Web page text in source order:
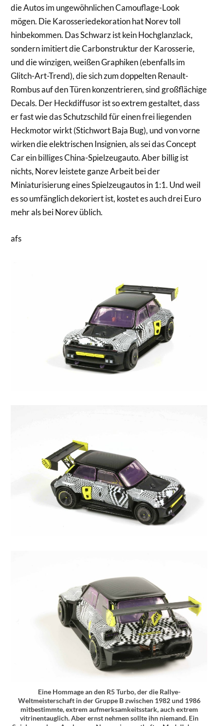
die Autos im ungewöhnlichen Camouflage-Look
mögen. Die Karosseriedekoration hat Norev toll
hinbekommen. Das Schwarz ist kein Hochglanzlack,
sondern imitiert die Carbonstruktur der Karosserie,
und die winzigen, weißen Graphiken (ebenfalls im
Glitch-Art-Trend), die sich zum doppelten Renault-
Rombus auf den Türen konzentrieren, sind großflächige
Decals. Der Heckdiffusor ist so extrem gestaltet, dass
er fast wie das Schutzschild für einen frei liegenden
Heckmotor wirkt (Stichwort Baja Bug), und von vorne
wirken die elektrischen Insignien, als sei das Concept
Car ein billiges China-Spielzeugauto. Aber billig ist
nichts, Norev leistete ganze Arbeit bei der
Miniaturisierung eines Spielzeugautos in 1:1. Und weil
es so umfänglich dekoriert ist, kostet es auch drei Euro
mehr als bei Norev üblich.
afs
Eine Hommage an den R5 Turbo, der die Rallye-
Weltmeisterschaft in der Gruppe B zwischen 1982 und 1986
mitbestimmte, extrem aufmerksamkeitsstark, auch extrem
vitrinentauglich. Aber ernst nehmen sollte ihn niemand. Ein